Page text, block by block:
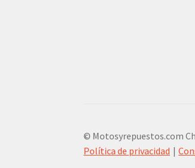
© Motosyrepuestos.com
Política de privacidad